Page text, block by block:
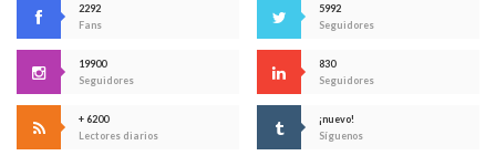
2292
Fans
5992
Seguidores
19900
Seguidores
830
Seguidores
+ 6200
Lectores diarios
¡nuevo!
Síguenos